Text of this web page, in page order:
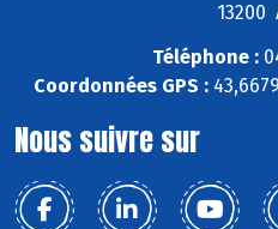
13200
Téléphone :
Coordonnées GPS :
Nous suivre sur